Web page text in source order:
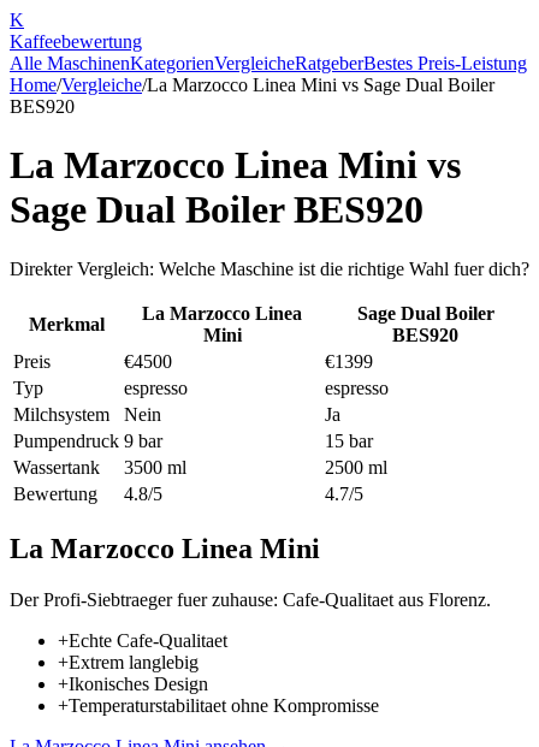
K
Kaffeebewertung
Alle MaschinenKategorienVergleicheRatgeberBestes Preis-Leistung
Home/Vergleiche/La Marzocco Linea Mini vs Sage Dual Boiler
BES920
La Marzocco Linea Mini vs
Sage Dual Boiler BES920
Direkter Vergleich: Welche Maschine ist die richtige Wahl fuer dich?
Merkmal
La Marzocco Linea
Mini
Sage Dual Boiler
BES920
Preis
€4500
€1399
Typ
espresso
espresso
Milchsystem
Nein
Ja
Pumpendruck 9 bar
15 bar
Wassertank
3500 ml
2500 ml
Bewertung
4.8/5 4.7/5
La Marzocco Linea Mini
Der Profi-Siebtraeger fuer zuhause: Cafe-Qualitaet aus Florenz.
+Echte Cafe-Qualitaet
+Extrem langlebig
+Ikonisches Design
+Temperaturstabilitaet ohne Kompromisse